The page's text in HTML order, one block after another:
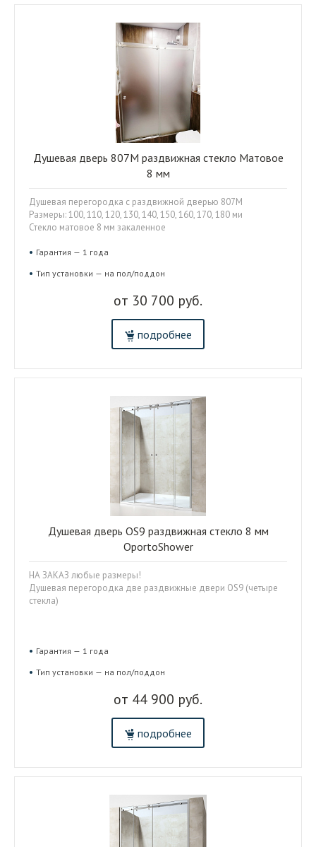
от 30 700 руб.
подробнее
Душевая дверь 807M раздвижная стекло Матовое
8 мм
Душевая перегородка с раздвижной дверью 807M
Размеры: 100, 110, 120, 130, 140, 150, 160, 170, 180 ми
Стекло матовое 8 мм закаленное
Гарантия — 1 года
Тип установки — на пол/поддон
от 44 900 руб.
подробнее
Душевая дверь OS9 раздвижная стекло 8 мм
OportoShower
НА ЗАКАЗ любые размеры!
Душевая перегородка две раздвижные двери OS9 (четыре
стекла)
Гарантия — 1 года
Тип установки — на пол/поддон